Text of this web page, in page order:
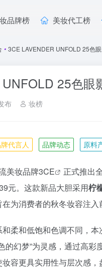
品牌榜 美妆代工榜
• 3CE LAVENDER UNFOLD 25色
25色眼
布 妆榜
代言人 品牌动态 原料
美妆品牌3CE 正式推出
元。这款新品大胆采用柠
为消费者的秋冬妆容注入
柔和低饱和色调不同，本
的幻梦”为灵感，通过高
容更具实用性与层次感